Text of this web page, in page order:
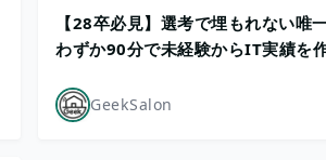
【28卒必見】選考で埋もれない唯
わずか90分で未経験からIT実績を
GeekSalon